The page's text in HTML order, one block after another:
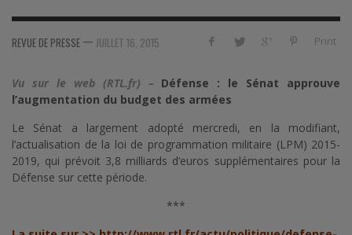
Print
REVUE DE PRESSE — JUILLET 16, 2015
Vu sur le web (RTL.fr) – Défense : le Sénat approuve
l’augmentation du budget des armées
Le Sénat a largement adopté mercredi, en la modifiant,
l’actualisation de la loi de programmation militaire (LPM) 2015-
2019, qui prévoit 3,8 milliards d’euros supplémentaires pour la
Défense sur cette période.
***